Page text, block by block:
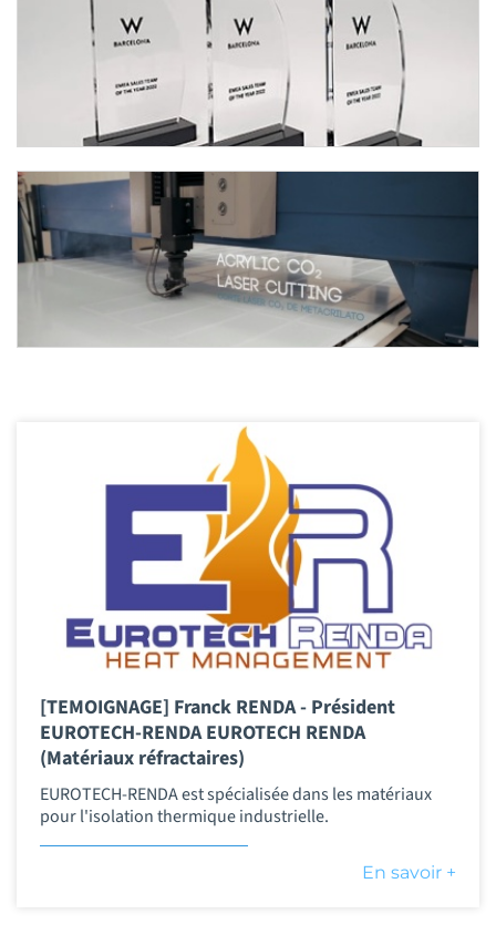
[TEMOIGNAGE] Franck RENDA - Président
EUROTECH-RENDA EUROTECH RENDA
(Matériaux réfractaires)
EUROTECH-RENDA est spécialisée dans les matériaux
pour l'isolation thermique industrielle.
En savoir +